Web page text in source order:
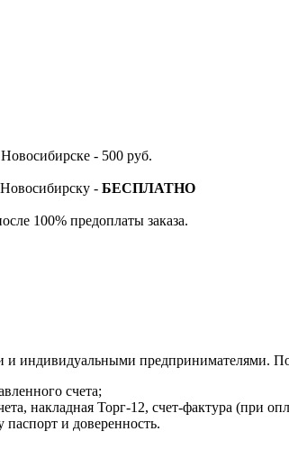
- 500 руб.
- БЕСПЛАТНО
100% предоплаты заказа.
индивидуальными предпринимателями.
счета;
накладная Торг-12, счет-фактура (при
и доверенность.